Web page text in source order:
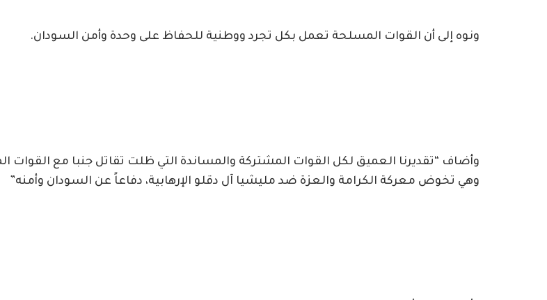
ونوه إلى أن القوات المسلحة تعمل بكل تجرد ووطنية للحفاظ على وحدة وأمن السودان.
وأضاف “تقديرنا العميق لكل القوات المشتركة والمساندة التي ظلت تقاتل جنبا مع القوات
وهي تخوض معركة الكرامة والعزة ضد مليشيا آل دقلو الإرهابية، دفاعاً عن السودان وأمنه”